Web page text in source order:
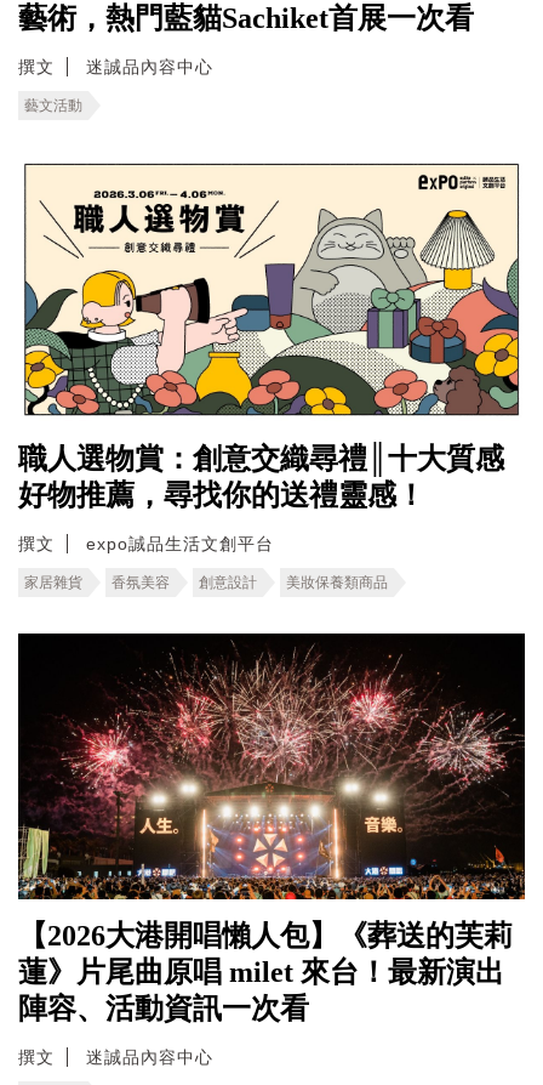
藝術，熱門藍貓Sachiket首展一次看
撰文 迷誠品內容中心
藝文活動
職人選物賞：創意交織尋禮║十大質感
好物推薦，尋找你的送禮靈感！
撰文 expo誠品生活文創平台
家居雜貨 香氛美容 創意設計 美妝保養類商品
【2026大港開唱懶人包】《葬送的芙莉
蓮》片尾曲原唱 milet 來台！最新演出
陣容、活動資訊一次看
撰文 迷誠品內容中心